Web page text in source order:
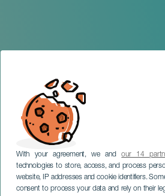
With your agreement, we andour 14
technologies to store, access, and process
website, IP addresses and cookie identifiers.
consent to process your data and rely on their
LANZAROTE